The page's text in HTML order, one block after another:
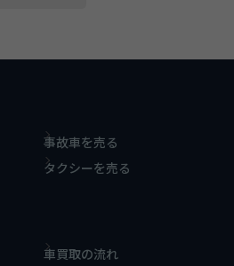
事故車を売る
タクシーを売る
車買取の流れ